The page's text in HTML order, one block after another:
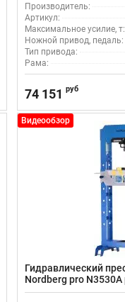
Производитель:
Артикул:
Максимальное усилие, т:
Ножной привод, педаль:
Тип привода:
Рама:
74 151 руб
Видеообзор
Гидравлический
Nordberg pro
привод